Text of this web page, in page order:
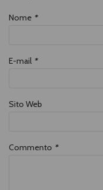
Nome *
E-mail *
Sito Web
Commento *